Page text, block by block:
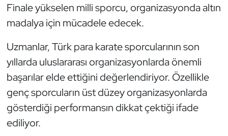
Finale yükselen milli sporcu, organizasyonda altın
madalya için mücadele edecek.
Uzmanlar, Türk para karate sporcularının son
yıllarda uluslararası organizasyonlarda önemli
başarılar elde ettiğini değerlendiriyor. Özellikle
genç sporcuların üst düzey organizasyonlarda
gösterdiği performansın dikkat çektiği ifade
ediliyor.
Motor Sporları
Muay Thai
Okçuluk
Optimist
Oryantiring